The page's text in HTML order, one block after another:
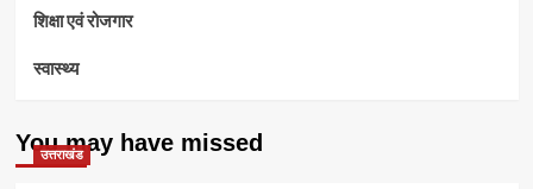
शिक्षा एवं रोजगार
स्वास्थ्य
You may have missed
उत्तराखंड